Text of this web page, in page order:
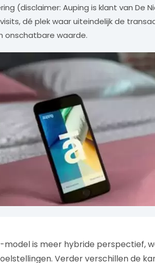
(disclaimer: Auping is klant van De
dé plek waar uiteindelijk de
onschatbare waarde.
is meer hybride perspectief,
Verder verschillen de